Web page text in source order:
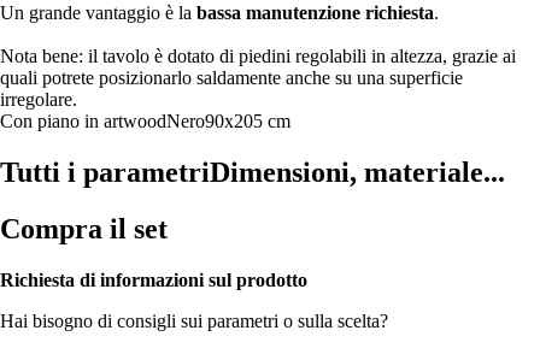
Un grande vantaggio è la bassa manutenzione richiesta.
Nota bene: il tavolo è dotato di piedini regolabili in altezza, grazie ai
quali potrete posizionarlo saldamente anche su una superficie
irregolare.
Con piano in artwoodNero90x205 cm
Tutti i parametriDimensioni, materiale...
Compra il set
Richiesta di informazioni sul prodotto
Hai bisogno di consigli sui parametri o sulla scelta?